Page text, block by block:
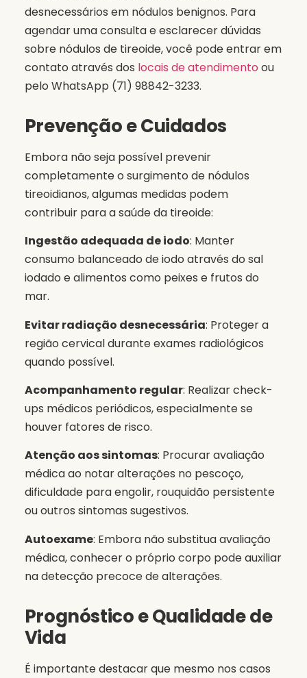
desnecessários em nódulos benignos. Para
agendar uma consulta e esclarecer dúvidas
sobre nódulos de tireoide, você pode entrar em
contato através dos locais de atendimento ou
pelo WhatsApp (71) 98842-3233.
Prevenção e Cuidados
Embora não seja possível prevenir
completamente o surgimento de nódulos
tireoidianos, algumas medidas podem
contribuir para a saúde da tireoide:
Ingestão adequada de iodo: Manter
consumo balanceado de iodo através do sal
iodado e alimentos como peixes e frutos do
mar.
Evitar radiação desnecessária: Proteger a
região cervical durante exames radiológicos
quando possível.
Acompanhamento regular: Realizar check-
ups médicos periódicos, especialmente se
houver fatores de risco.
Atenção aos sintomas: Procurar avaliação
médica ao notar alterações no pescoço,
dificuldade para engolir, rouquidão persistente
ou outros sintomas sugestivos.
Autoexame: Embora não substitua avaliação
médica, conhecer o próprio corpo pode auxiliar
na detecção precoce de alterações.
Prognóstico e Qualidade de
Vida
É importante destacar que mesmo nos casos